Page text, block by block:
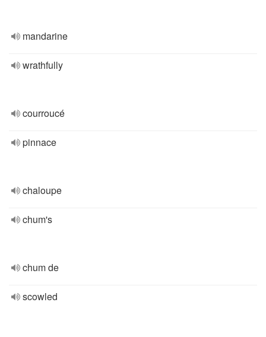
mandarine
wrathfully
courroucé
pinnace
chaloupe
chum's
chum de
scowled